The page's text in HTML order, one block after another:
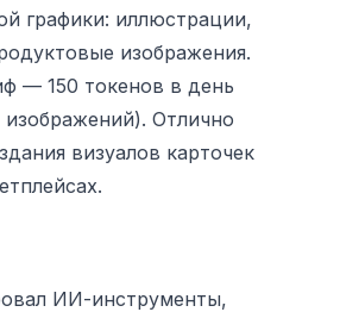
графики: иллюстрации,
изображения.
— 150 токенов в день
Отлично
визуалов карточек
ИИ-инструменты,